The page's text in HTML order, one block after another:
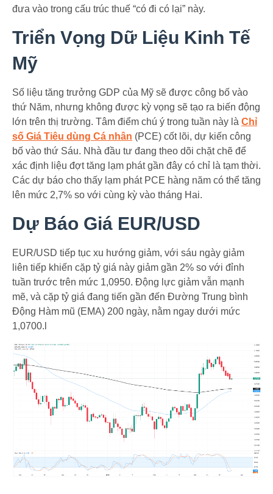
đưa vào trong cấu trúc thuế “có đi có lại” này.
Triển Vọng Dữ Liệu Kinh Tế
Mỹ
Số liệu tăng trưởng GDP của Mỹ sẽ được công bố vào
thứ Năm, nhưng không được kỳ vọng sẽ tạo ra biến động
lớn trên thị trường. Tâm điểm chú ý trong tuần này là Chỉ
số Giá Tiêu dùng Cá nhân (PCE) cốt lõi, dự kiến công
bố vào thứ Sáu. Nhà đầu tư đang theo dõi chặt chẽ để
xác định liệu đợt tăng lạm phát gần đây có chỉ là tạm thời.
Các dự báo cho thấy lạm phát PCE hàng năm có thể tăng
lên mức 2,7% so với cùng kỳ vào tháng Hai.
Dự Báo Giá EUR/USD
EUR/USD tiếp tục xu hướng giảm, với sáu ngày giảm
liên tiếp khiến cặp tỷ giá này giảm gần 2% so với đỉnh
tuần trước trên mức 1,0950. Động lực giảm vẫn mạnh
mẽ, và cặp tỷ giá đang tiến gần đến Đường Trung bình
Động Hàm mũ (EMA) 200 ngày, nằm ngay dưới mức
1,0700.l